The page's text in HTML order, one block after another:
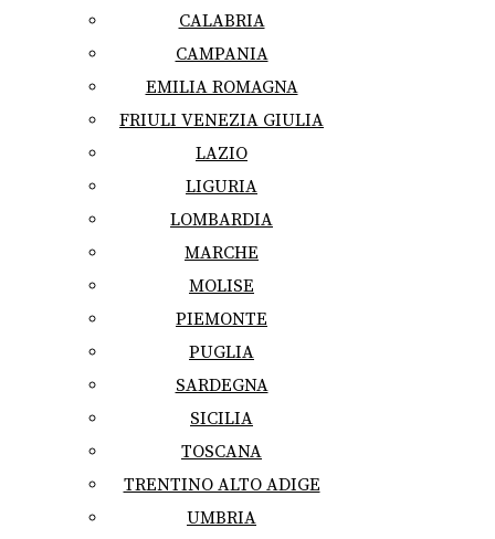
CALABRIA
CAMPANIA
EMILIA ROMAGNA
FRIULI VENEZIA GIULIA
LAZIO
LIGURIA
LOMBARDIA
MARCHE
MOLISE
PIEMONTE
PUGLIA
SARDEGNA
SICILIA
TOSCANA
TRENTINO ALTO ADIGE
UMBRIA